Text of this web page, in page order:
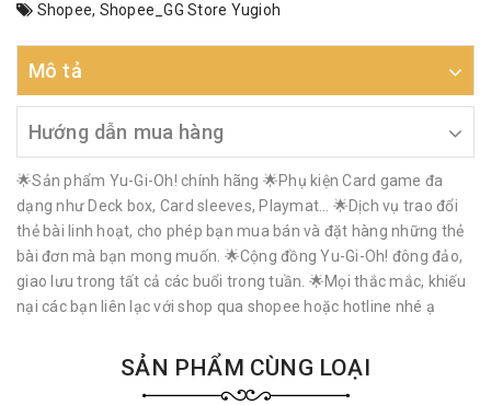
Shopee, Shopee_GG Store Yugioh
Mô tả
Hướng dẫn mua hàng
🌟Sản phẩm Yu-Gi-Oh! chính hãng 🌟Phụ kiện Card game đa
dạng như Deck box, Card sleeves, Playmat… 🌟Dịch vụ trao đổi
thẻ bài linh hoạt, cho phép bạn mua bán và đặt hàng những thẻ
bài đơn mà bạn mong muốn. 🌟Cộng đồng Yu-Gi-Oh! đông đảo,
giao lưu trong tất cả các buổi trong tuần. 🌟Mọi thắc mắc, khiếu
nại các bạn liên lạc với shop qua shopee hoặc hotline nhé ạ
SẢN PHẨM CÙNG LOẠI